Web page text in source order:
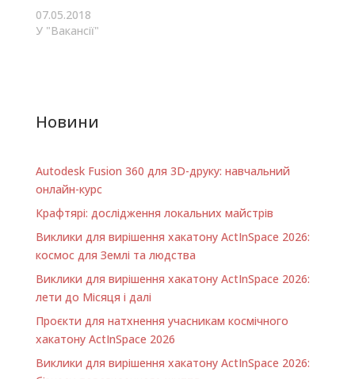
07.05.2018
У "Вакансії"
Новини
Autodesk Fusion 360 для 3D-друку: навчальний
онлайн-курс
Крафтярі: дослідження локальних майстрів
Виклики для вирішення хакатону ActInSpace 2026:
космос для Землі та людства
Виклики для вирішення хакатону ActInSpace 2026:
лети до Місяця і далі
Проєкти для натхнення учасникам космічного
хакатону ActInSpace 2026
Виклики для вирішення хакатону ActInSpace 2026: